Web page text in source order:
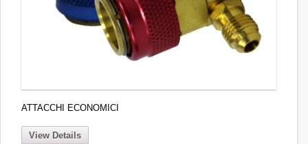
ATTACCHI ECONOMICI
View Details